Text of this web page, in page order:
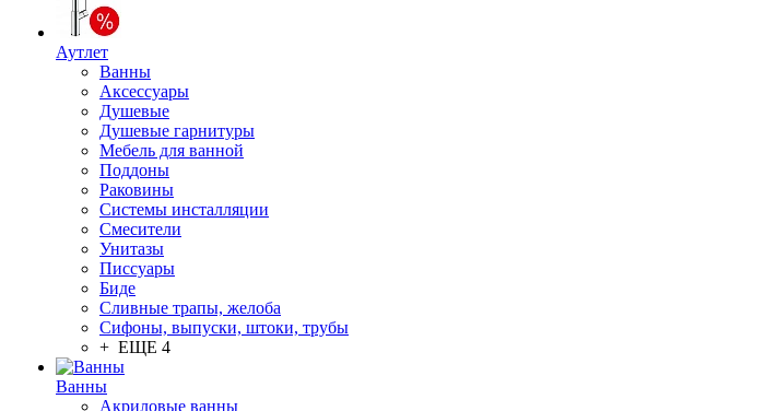
Аутлет
Ванны
Аксессуары
Душевые
Душевые гарнитуры
Мебель для ванной
Поддоны
Раковины
Системы инсталляции
Смесители
Унитазы
Писсуары
Биде
Сливные трапы, желоба
Сифоны, выпуски, штоки, трубы
+ ЕЩЕ 4
Ванны
Акриловые ванны